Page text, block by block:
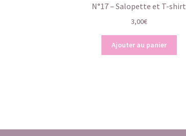
N°17 – Salopette et T-shirt
3,00€
Ajouter au panier